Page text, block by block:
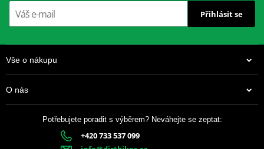
Přihlásit se
Vše o nákupu
O nás
Potřebujete poradit s výběrem? Neváhejte se zeptat:
+420 733 537 099